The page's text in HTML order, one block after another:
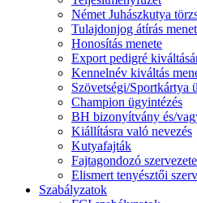
Német Juhászkutya
Tulajdonjog átírás
Honosítás menete
Export pedigré
Kennelnév kiváltás
Szövetségi/Sportkártya
Champion ügyintézés
BH bizonyítvány és/
Kiállításra való nevezés
Kutyafajták
Fajtagondozó
Elismert tenyésztői
Szabályzatok